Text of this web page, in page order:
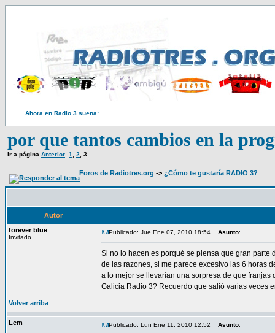
Ahora en Radio 3 suena:
por que tantos cambios en la
Ir a página Anterior 1 2 3
Foros de Radiotres.org -> ¿Cómo te gustaría RADIO 3?
Autor
forever blue
Invitado
Publicado: Jue Ene 07, 2010 18:54 Asunto:
Si no lo hacen es porqué se piensa que gran
de las razones, si me parece excesivo las 6 horas
a lo mejor se llevarían una sorpresa de que
Galicia Radio 3? Recuerdo que salió varias veces
Volver arriba
Lem Publicado: Lun Ene 11, 2010 12:52 Asunto: